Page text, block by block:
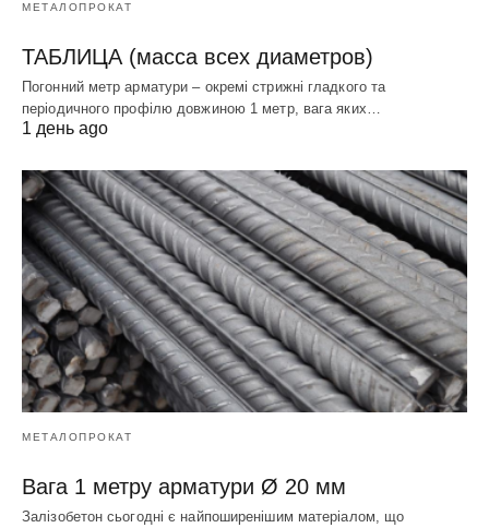
МЕТАЛОПРОКАТ
ТАБЛИЦА (масса всех диаметров)
Погонний метр арматури – окремі стрижні гладкого та
періодичного профілю довжиною 1 метр, вага яких…
1 день ago
МЕТАЛОПРОКАТ
Вага 1 метру арматури Ø 20 мм
Залізобетон сьогодні є найпоширенішим матеріалом, що